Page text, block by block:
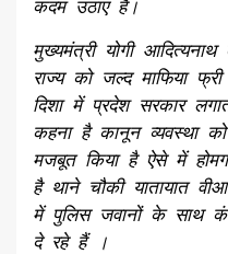
कदम उठाए हैं।
मुख्यमंत्री योगी
राज्य को जल्द माफिया
दिशा में प्रदेश सरकार
कहना है कानून व्यवस्था
मजबूत किया है ऐसे में
है थाने चौकी यातायात
में पुलिस जवानों के साथ
दे रहे हैं ।